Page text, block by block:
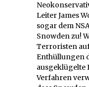
Leiter James
sogar dem
Snowden zu!
Terroristen
Enthüllungen
ausgeklügelte
Verfahren